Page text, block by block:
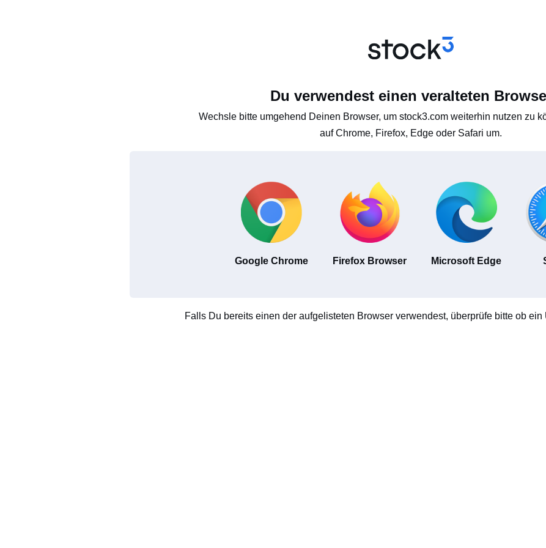
Du verwendest einen veralteten
Wechsle bitte umgehend Deinen Browser, um stock3.com weiterhin nutzen zu
auf Chrome, Firefox, Edge oder Safari um.
Google Chrome Firefox Browser Microsoft Edge
Falls Du bereits einen der aufgelisteten Browser verwendest, überprüfe bitte ob ein